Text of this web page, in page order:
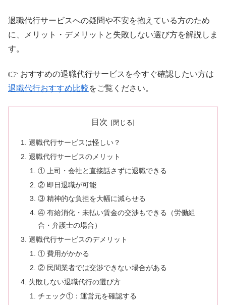
退職代行サービスへの疑問や不安を抱えている方のため
に、メリット・デメリットと失敗しない選び方を解説しま
す。
👉 おすすめの退職代行サービスを今すぐ確認したい方は
退職代行おすすめ比較をご覧ください。
目次
退職代行サービスは怪しい？
退職代行サービスのメリット
① 上司・会社と直接話さずに退職できる
② 即日退職が可能
③ 精神的な負担を大幅に減らせる
④ 有給消化・未払い賃金の交渉もできる（労働組
合・弁護士の場合）
退職代行サービスのデメリット
① 費用がかかる
② 民間業者では交渉できない場合がある
失敗しない退職代行の選び方
チェック①：運営元を確認する